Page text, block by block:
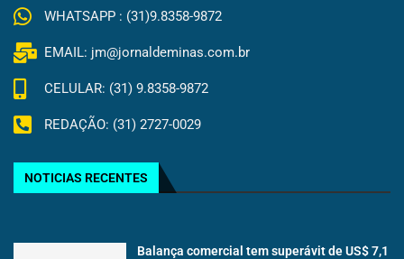
WHATSAPP : (31)9.8358-9872
EMAIL: jm@jornaldeminas.com.br
CELULAR: (31) 9.8358-9872
REDAÇÃO: (31) 2727-0029
NOTICIAS RECENTES
Balança comercial tem superávit de US$ 7,1